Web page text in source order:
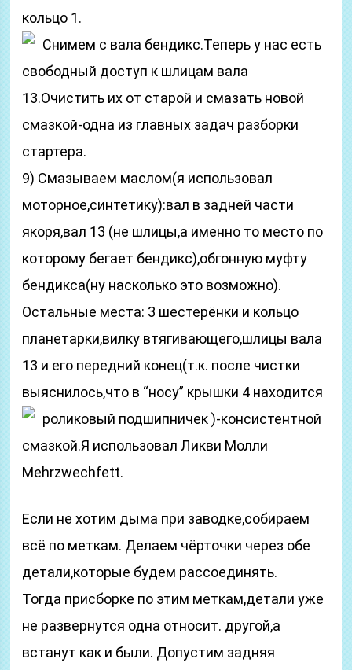
кольцо 1.
Снимем с вала бендикс.Теперь у нас есть
свободный доступ к шлицам вала
13.Очистить их от старой и смазать новой
смазкой-одна из главных задач разборки
стартера.
9) Смазываем маслом(я использовал
моторное,синтетику):вал в задней части
якоря,вал 13 (не шлицы,а именно то место по
которому бегает бендикс),обгонную муфту
бендикса(ну насколько это возможно).
Остальные места: 3 шестерёнки и кольцо
планетарки,вилку втягивающего,шлицы вала
13 и его передний конец(т.к. после чистки
выяснилось,что в “носу” крышки 4 находится
роликовый подшипничек)-консистентной
смазкой.Я использовал Ликви Молли
Mehrzwechfett.
Если не хотим дыма при заводке,собираем
всё по меткам. Делаем чёрточки через обе
детали,которые будем рассоединять.
Тогда присборке по этим меткам,детали уже
не развернутся одна относит. другой,а
встанут как и были. Допустим задняя